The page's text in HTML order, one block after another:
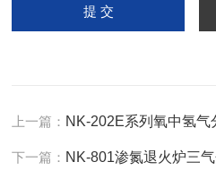
上一篇： NK-202E系列氧中氢气
下一篇： NK-801渗氮退火炉三气分